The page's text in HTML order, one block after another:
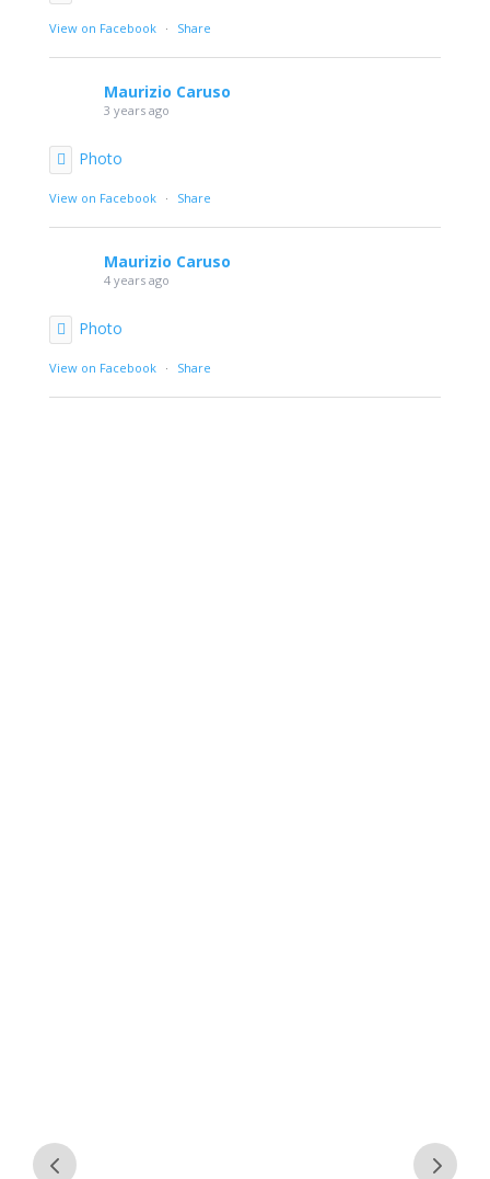
View on Facebook · Share
Maurizio Caruso
3 years ago
Photo
View on Facebook · Share
Maurizio Caruso
4 years ago
Photo
View on Facebook · Share